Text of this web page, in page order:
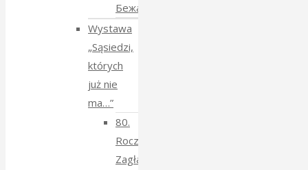
Бежанства
Wystawa
„Sąsiedzi,
których
już nie
ma…”
80.
Rocznica
Zagłady